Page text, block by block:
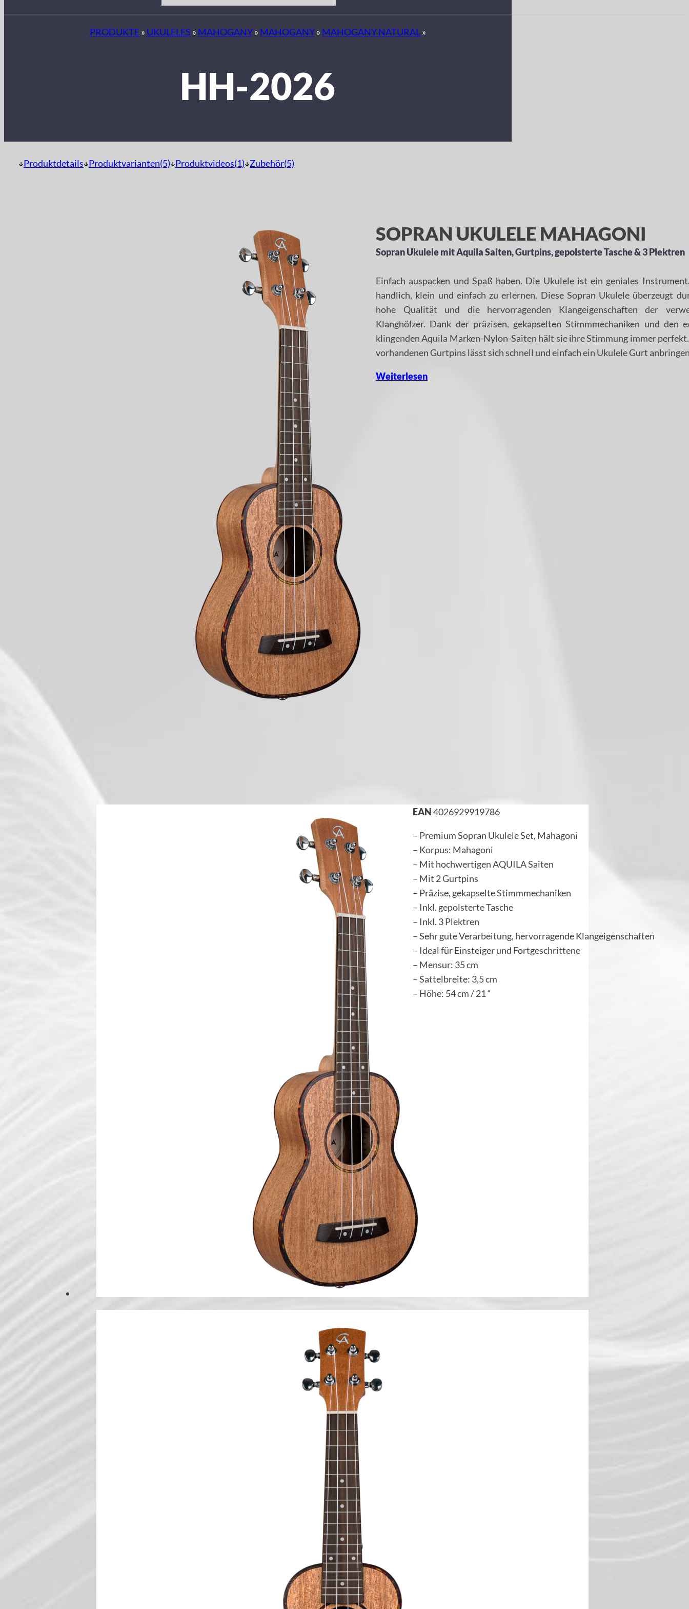
PRODUKTE» UKULELES » MAHOGANY» MAHOGANY» MAHOGANY NATURAL»
HH-2026
Produktdetails Produktvarianten(5) Produktvideos(1) Zubehör(5)
SOPRAN UKULELE MAHAGONI
Sopran Ukulele mit Aquila Saiten, Gurtpins, gepolsterte Tasche & 3 Plektren
Einfach auspacken und Spaß haben. Die Ukulele ist ein geniales
handlich, klein und einfach zu erlernen. Diese Sopran Ukulele überzeugt
hohe Qualität und die hervorragenden Klangeigenschaften der
Klanghölzer. Dank der präzisen, gekapselten Stimmmechaniken und den
klingenden Aquila Marken-Nylon-Saiten hält sie ihre Stimmung immer
vorhandenen Gurtpins lässt sich schnell und einfach ein Ukulele Gurt
Weiterlesen
EAN4026929919786
– Premium Sopran Ukulele Set, Mahagoni
– Korpus: Mahagoni
– Mit hochwertigen AQUILA Saiten
– Mit 2 Gurtpins
– Präzise, gekapselte Stimmmechaniken
– Inkl. gepolsterte Tasche
– Inkl. 3 Plektren
– Sehr gute Verarbeitung, hervorragende Klangeigenschaften
– Ideal für Einsteiger und Fortgeschrittene
– Mensur: 35 cm
– Sattelbreite: 3,5 cm
– Höhe: 54 cm / 21 “